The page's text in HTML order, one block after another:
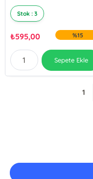
Stok : 3
₺595,00 %15
Sepete Ekle
1